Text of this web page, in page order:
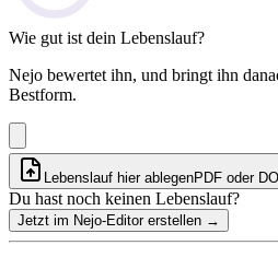
Wie gut ist dein Lebenslauf?
Nejo bewertet ihn, und bringt ihn
Bestform.
Lebenslauf hier ablegenPDF oder
Du hast noch keinen Lebenslauf?
Jetzt im Nejo-Editor erstellen →